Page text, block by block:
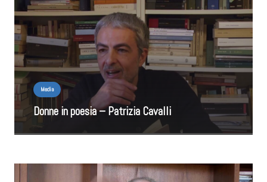
Media
Donne in poesia – Patrizia Cavalli